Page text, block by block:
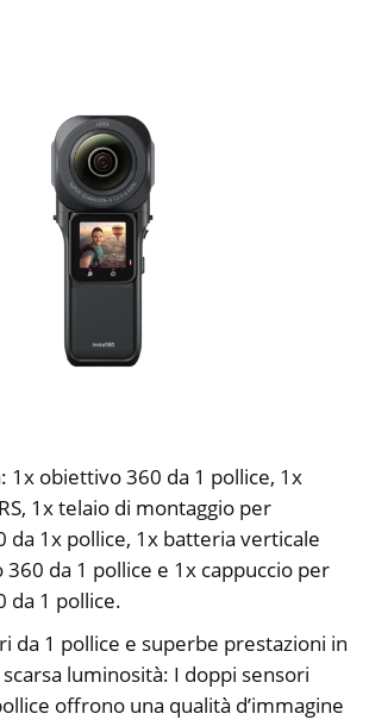
1x obiettivo 360 da 1 pollice, 1x
1x telaio di montaggio per
da 1x pollice, 1x batteria verticale
da 1 pollice e 1x cappuccio per
da 1 pollice.
da 1 pollice e superbe prestazioni in
luminosità: I doppi sensori
offrono una qualità d’immagine